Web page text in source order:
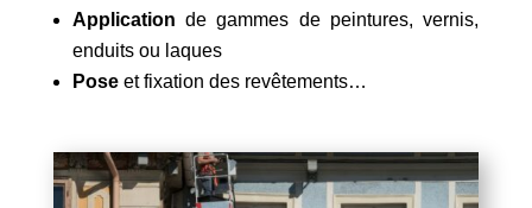
Application de gammes de peintures, vernis,
enduits ou laques
Poseet fixation des revêtements…